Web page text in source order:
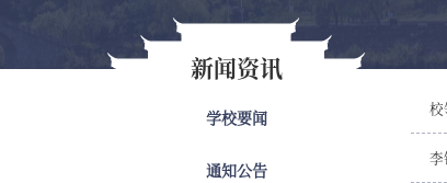
新闻资讯
学校要闻
通知公告